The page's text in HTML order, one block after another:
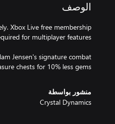
الوصف
Xbox Live free membership
Jensen's signature combat
chests for 10% less gems.
منشور بواسطة
Crystal Dynamics